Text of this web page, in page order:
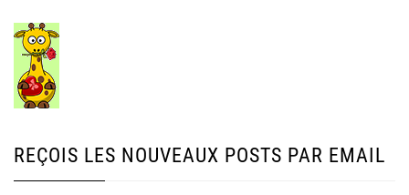
REÇOIS LES NOUVEAUX POSTS PAR EMAIL